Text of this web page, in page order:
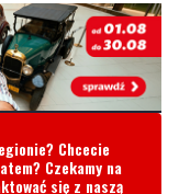
Chcecie
Czekamy na
się z naszą
pod numerem